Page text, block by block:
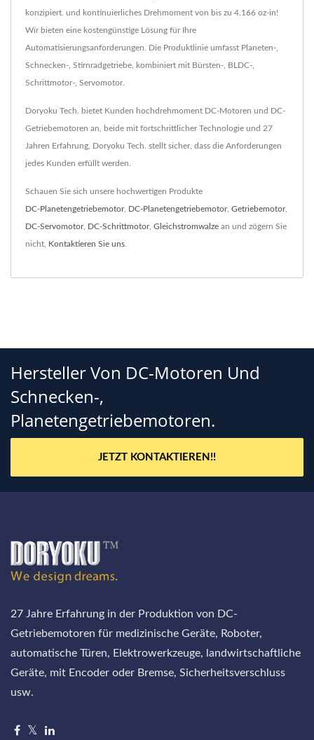
konzipiert. und kontinuierliches Drehmoment von bis zu 4.166 oz-in!
Wir bieten eine kostengünstige Lösung für Ihre
Automatisierungsanforderungen. Die Produktlinie umfasst Planeten-,
Schnecken-, Stirnradgetriebe, kombiniert mit Bürsten-, BLDC-,
Schrittmotor-, Servomotor.
Doryoku Tech. bietet Kunden hochdrehmoment DC-Motoren und DC-
Getriebemotoren an, beide mit fortschrittlicher Technologie und 27
Jahren Erfahrung, Doryoku Tech. stellt sicher, dass die Anforderungen
jedes Kunden erfüllt werden.
Schauen Sie sich unsere hochwertigen Produkte
DC-Planetengetriebemotor, DC-Planetengetriebemotor, Getriebemotor,
DC-Servomotor, DC-Schrittmotor, Gleichstromwalze an und zögern Sie
nicht, Kontaktieren Sie uns
Hersteller Von DC-Motoren Und
Schnecken-,
Planetengetriebemotoren.
JETZT KONTAKTIEREN!!
27 Jahre Erfahrung in der Produktion von DC-
Getriebemotoren für medizinische Geräte, Roboter,
automatische Türen, Elektrowerkzeuge, landwirtschaftliche
Geräte, mit Encoder oder Bremse, Sicherheitsverschluss
usw.